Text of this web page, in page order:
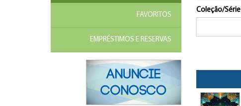
FAVORITOS
EMPRÉSTIMOS E RESERVAS
Coleção/Série